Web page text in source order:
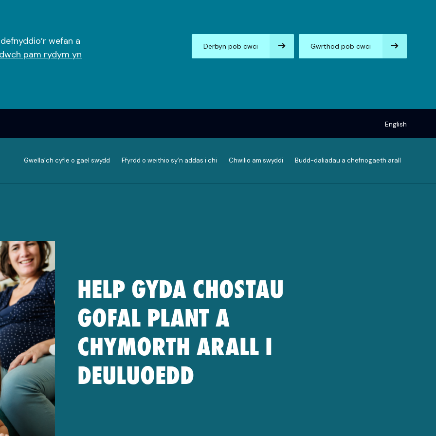
wefan a
pam rydym yn
Derbyn pob cwci Gwrthod pob cwci
English
Gwella’ch cyfle o gael swydd Ffyrdd o weithio sy’n addas i chi Chwilio am swyddi Budd-daliadau a chefnogaeth arall
HELP GYDA CHOSTAU
GOFAL PLANT A
CHYMORTH ARALL I
DEULUOEDD